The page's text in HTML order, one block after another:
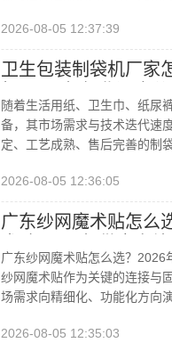
2026-08-05 12:37:39
卫生包装制袋机厂家
随着生活用纸、卫生巾、纸尿
备，其市场需求与技术迭代速
定、工艺成熟、售后完善的制
2026-08-05 12:36:05
广东纱网魔术贴怎么
广东纱网魔术贴怎么选？2026
纱网魔术贴作为关键的连接与
场需求向精细化、功能化方向
2026-08-05 12:35:03